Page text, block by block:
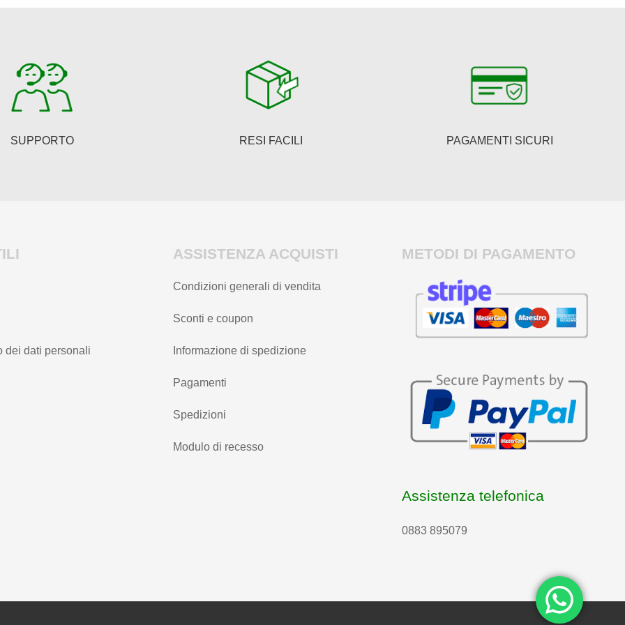
SUPPORTO RESI FACILI PAGAMENTI SICURI
dei dati personali
ASSISTENZA ACQUISTI
Condizioni generali di vendita
Sconti e coupon
Informazione di spedizione
Pagamenti
Spedizioni
Modulo di recesso
METODI DI PAGAMENTO
Assistenza telefonica
0883 895079